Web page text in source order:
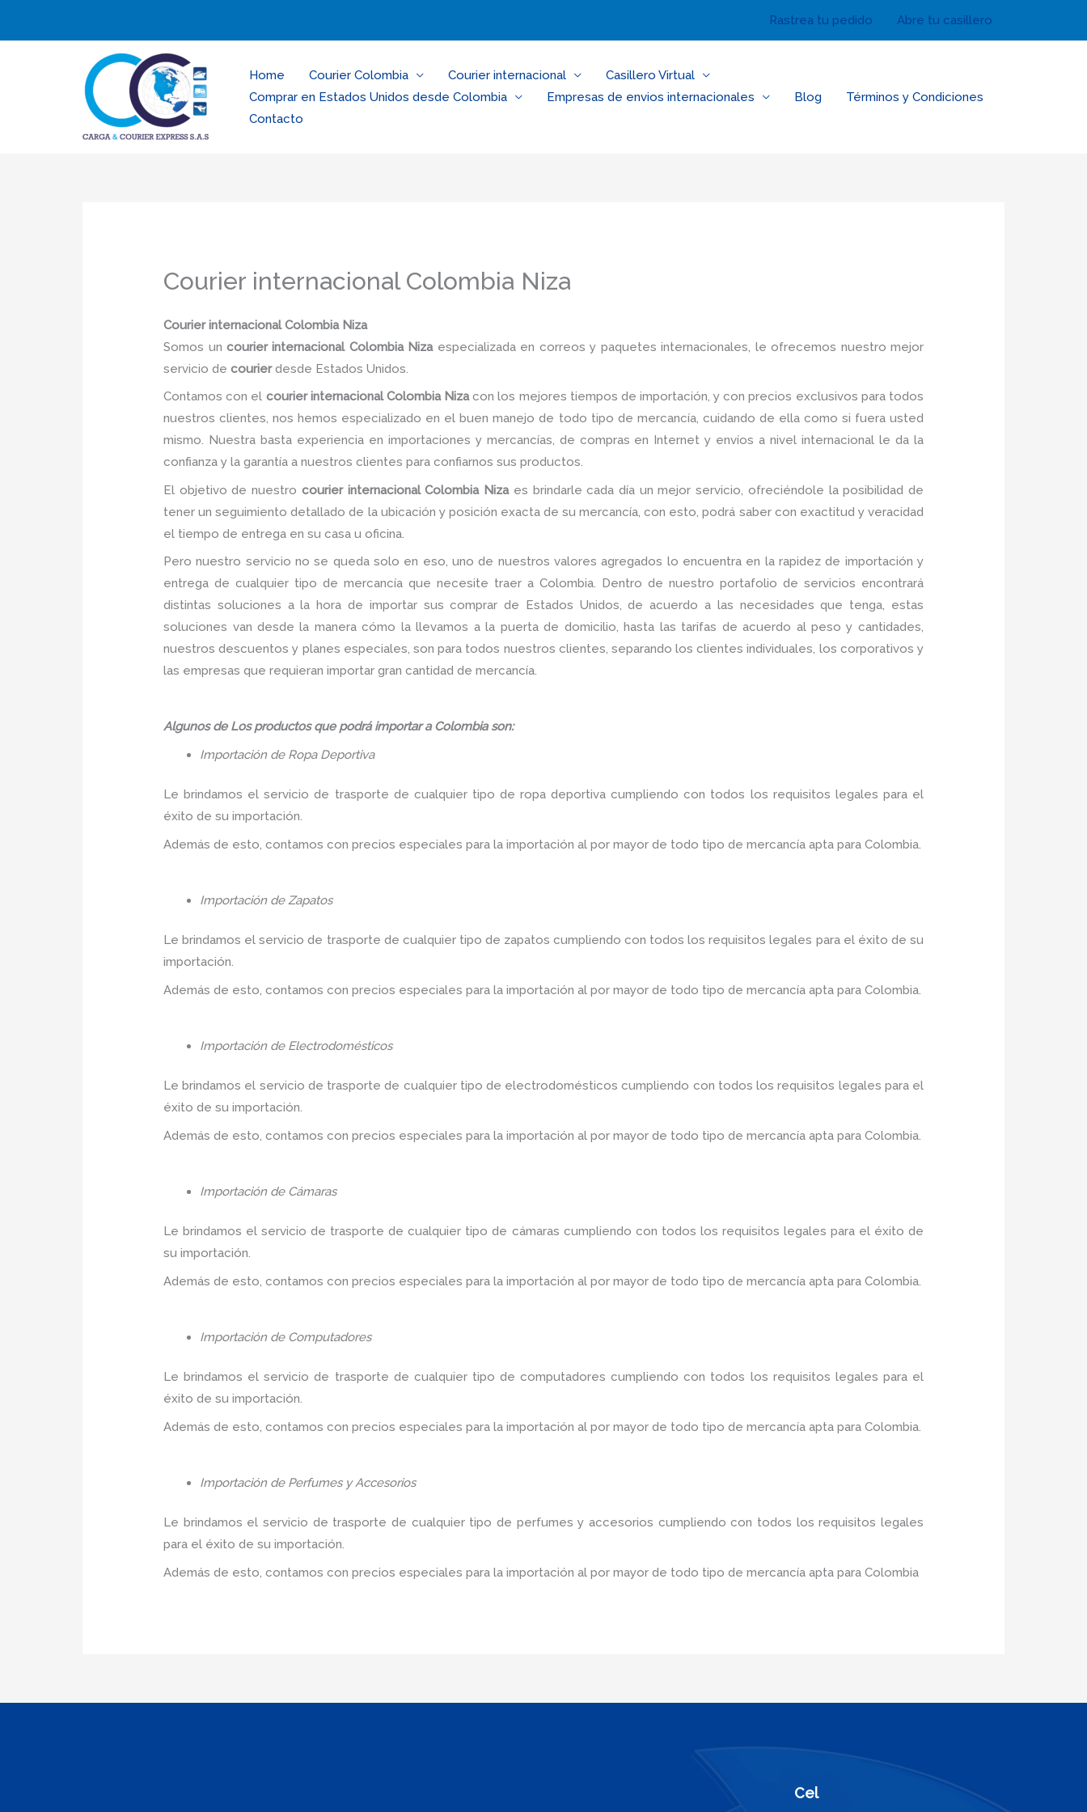
Rastrea tu pedido Abre tu casillero
Home Courier Colombia Courier internacional
Casillero Virtual
Comprar en Estados Unidos desde Colombia
Empresas de envios internacionales Blog
Términos y Condiciones
Contacto
Courier internacional Colombia Niza
Courier internacional Colombia Niza
Somos un courier internacional Colombia Nizaespecializada en correos y paquetes internacionales, le ofrecemos nuestro mejor
servicio de courierdesde Estados Unidos.
Contamos con el courier internacional Colombia Nizacon los mejores tiempos de importación, y con precios exclusivos para todos
nuestros clientes, nos hemos especializado en el buen manejo de todo tipo de mercancía, cuidando de ella como si fuera usted
mismo. Nuestra basta experiencia en importaciones y mercancías, de compras en Internet y envíos a nivel internacional le da la
confianza y la garantía a nuestros clientes para confiarnos sus productos.
El objetivo de nuestro courier internacional Colombia Nizaes brindarle cada día un mejor servicio, ofreciéndole la posibilidad de
tener un seguimiento detallado de la ubicación y posición exacta de su mercancía, con esto, podrá saber con exactitud y veracidad
el tiempo de entrega en su casa u oficina.
Pero nuestro servicio no se queda solo en eso, uno de nuestros valores agregados lo encuentra en la rapidez de importación y
entrega de cualquier tipo de mercancía que necesite traer a Colombia. Dentro de nuestro portafolio de servicios encontrará
distintas soluciones a la hora de importar sus comprar de Estados Unidos, de acuerdo a las necesidades que tenga, estas
soluciones van desde la manera cómo la llevamos a la puerta de domicilio, hasta las tarifas de acuerdo al peso y cantidades,
nuestros descuentos y planes especiales, son para todos nuestros clientes, separando los clientes individuales, los corporativos y
las empresas que requieran importar gran cantidad de mercancía.
Algunos de Los productos que podrá importar a Colombia son:
Importación de Ropa Deportiva
Le brindamos el servicio de trasporte de cualquier tipo de ropa deportiva cumpliendo con todos los requisitos legales para el
éxito de su importación.
Además de esto, contamos con precios especiales para la importación al por mayor de todo tipo de mercancía apta para Colombia.
Importación de Zapatos
Le brindamos el servicio de trasporte de cualquier tipo de zapatos cumpliendo con todos los requisitos legales para el éxito de su
importación.
Además de esto, contamos con precios especiales para la importación al por mayor de todo tipo de mercancía apta para Colombia.
Importación de Electrodomésticos
Le brindamos el servicio de trasporte de cualquier tipo de electrodomésticos cumpliendo con todos los requisitos legales para el
éxito de su importación.
Además de esto, contamos con precios especiales para la importación al por mayor de todo tipo de mercancía apta para Colombia.
Importación de Cámaras
Le brindamos el servicio de trasporte de cualquier tipo de cámaras cumpliendo con todos los requisitos legales para el éxito de
su importación.
Además de esto, contamos con precios especiales para la importación al por mayor de todo tipo de mercancía apta para Colombia.
Importación de Computadores
Le brindamos el servicio de trasporte de cualquier tipo de computadores cumpliendo con todos los requisitos legales para el
éxito de su importación.
Además de esto, contamos con precios especiales para la importación al por mayor de todo tipo de mercancía apta para Colombia.
Importación de Perfumes y Accesorios
Le brindamos el servicio de trasporte de cualquier tipo de perfumes y accesorios cumpliendo con todos los requisitos legales
para el éxito de su importación.
Además de esto, contamos con precios especiales para la importación al por mayor de todo tipo de mercancía apta para Colombia
Cel